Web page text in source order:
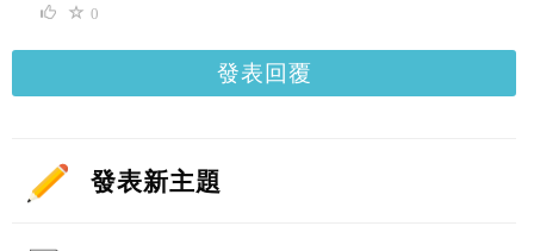
0
發表回覆
發表新主題